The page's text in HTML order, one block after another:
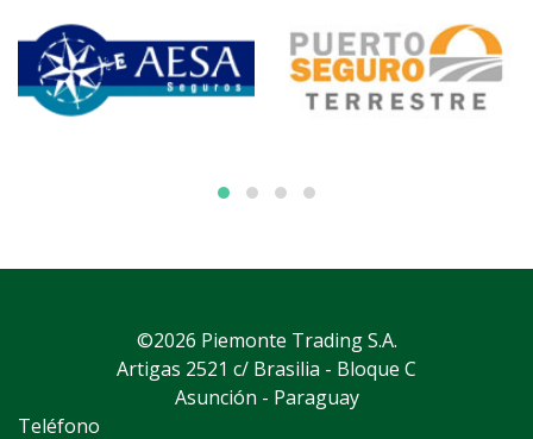
©2026 Piemonte Trading S.A.
Artigas 2521 c/ Brasilia - Bloque C
Asunción - Paraguay
Teléfono